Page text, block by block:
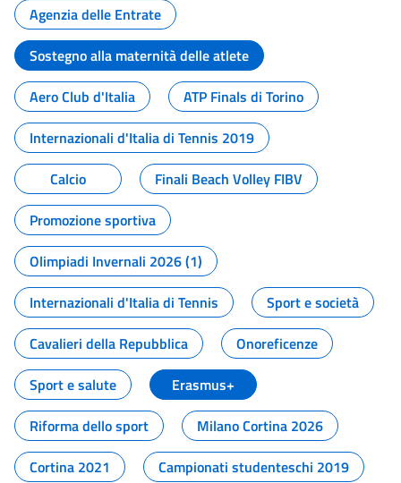
Agenzia delle Entrate
Sostegno alla maternità delle atlete
Aero Club d'Italia
ATP Finals di Torino
Internazionali d'Italia di Tennis 2019
Calcio
Finali Beach Volley FIBV
Promozione sportiva
Olimpiadi Invernali 2026 (1)
Internazionali d'Italia di Tennis
Sport e società
Cavalieri della Repubblica
Onoreficenze
Sport e salute
Erasmus+
Riforma dello sport
Milano Cortina 2026
Cortina 2021
Campionati studenteschi 2019